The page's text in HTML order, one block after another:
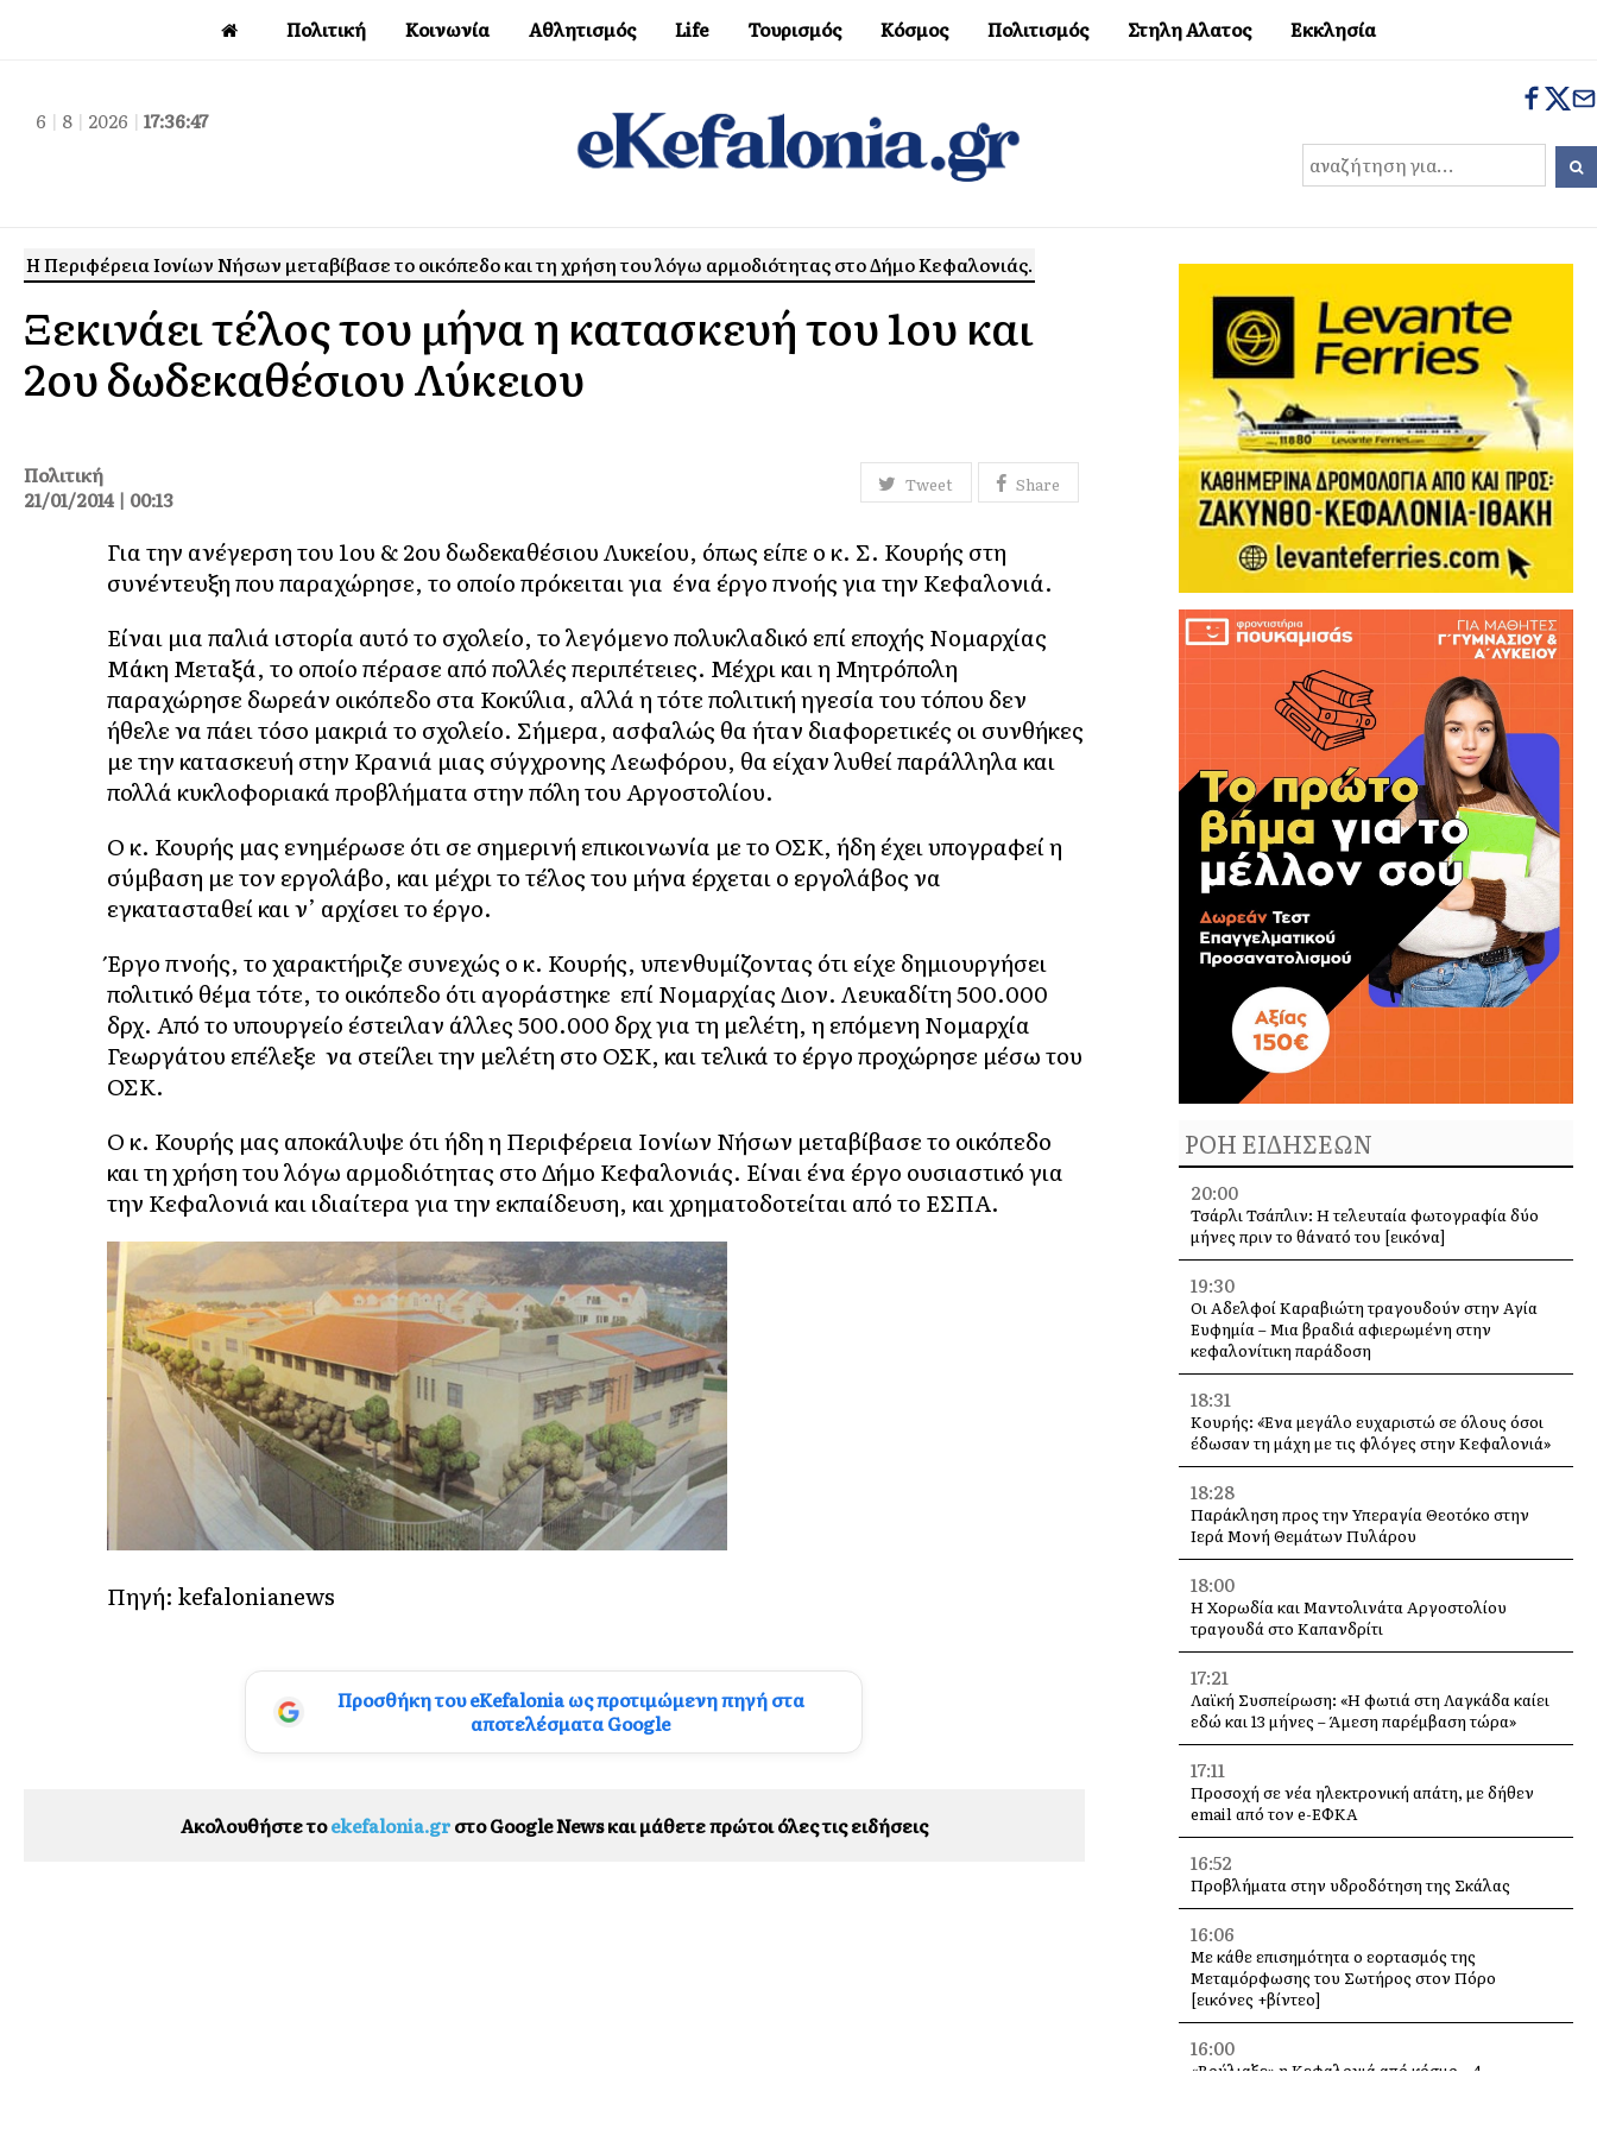
Πολιτική Κοινωνία Αθλητισμός Life Τουρισμός Κόσμος Πολιτισμός Στηλη Αλατος Εκκλησία
6 | 8 | 2026 | 17:36:48
Η Περιφέρεια Ιονίων Νήσων μεταβίβασε το οικόπεδο και τη χρήση του λόγω αρμοδιότητας στο Δήμο Κεφαλονιάς.
Ξεκινάει τέλος του μήνα η κατασκευή του 1ου και
2ου δωδεκαθέσιου Λύκειου
Tweet Share
Πολιτική
21/01/2014 | 00:13
Για την ανέγερση του 1ου & 2ου δωδεκαθέσιου Λυκείου, όπως είπε ο κ. Σ. Κουρής στη
συνέντευξη που παραχώρησε, το οποίο πρόκειται για ένα έργο πνοής για την Κεφαλονιά.
Είναι μια παλιά ιστορία αυτό το σχολείο, το λεγόμενο πολυκλαδικό επί εποχής Νομαρχίας
Μάκη Μεταξά, το οποίο πέρασε από πολλές περιπέτειες. Μέχρι και η Μητρόπολη
παραχώρησε δωρεάν οικόπεδο στα Κοκύλια, αλλά η τότε πολιτική ηγεσία του τόπου δεν
ήθελε να πάει τόσο μακριά το σχολείο. Σήμερα, ασφαλώς θα ήταν διαφορετικές οι συνθήκες
με την κατασκευή στην Κρανιά μιας σύγχρονης Λεωφόρου, θα είχαν λυθεί παράλληλα και
πολλά κυκλοφοριακά προβλήματα στην πόλη του Αργοστολίου.
Ο κ. Κουρής μας ενημέρωσε ότι σε σημερινή επικοινωνία με το ΟΣΚ, ήδη έχει υπογραφεί η
σύμβαση με τον εργολάβο, και μέχρι το τέλος του μήνα έρχεται ο εργολάβος να
εγκατασταθεί και ν’ αρχίσει το έργο.
Έργο πνοής, το χαρακτήριζε συνεχώς ο κ. Κουρής, υπενθυμίζοντας ότι είχε δημιουργήσει
πολιτικό θέμα τότε, το οικόπεδο ότι αγοράστηκε επί Νομαρχίας Διον. Λευκαδίτη 500.000
δρχ. Από το υπουργείο έστειλαν άλλες 500.000 δρχ για τη μελέτη, η επόμενη Νομαρχία
Γεωργάτου επέλεξε να στείλει την μελέτη στο ΟΣΚ, και τελικά το έργο προχώρησε μέσω του
ΟΣΚ.
Ο κ. Κουρής μας αποκάλυψε ότι ήδη η Περιφέρεια Ιονίων Νήσων μεταβίβασε το οικόπεδο
και τη χρήση του λόγω αρμοδιότητας στο Δήμο Κεφαλονιάς. Είναι ένα έργο ουσιαστικό για
την Κεφαλονιά και ιδιαίτερα για την εκπαίδευση, και χρηματοδοτείται από το ΕΣΠΑ.
Πηγή: kefalonianews
Προσθήκη του eKefalonia ως προτιμώμενη πηγή στα
αποτελέσματα Google
Ακολουθήστε τοekefalonia.grστο Google News και μάθετε πρώτοι όλες τις ειδήσεις
ΡΟΗ ΕΙΔΗΣΕΩΝ
20:00
Τσάρλι Τσάπλιν: Η τελευταία φωτογραφία δύο
μήνες πριν το θάνατό του [εικόνα]
19:30
Οι Αδελφοί Καραβιώτη τραγουδούν στην Αγία
Ευφημία – Μια βραδιά αφιερωμένη στην
κεφαλονίτικη παράδοση
18:31
Κουρής: «Ένα μεγάλο ευχαριστώ σε όλους όσοι
έδωσαν τη μάχη με τις φλόγες στην Κεφαλονιά»
18:28
Παράκληση προς την Υπεραγία Θεοτόκο στην
Ιερά Μονή Θεμάτων Πυλάρου
18:00
Η Χορωδία και Μαντολινάτα Αργοστολίου
τραγουδά στο Καπανδρίτι
17:21
Λαϊκή Συσπείρωση: «Η φωτιά στη Λαγκάδα καίει
εδώ και 13 μήνες – Άμεση παρέμβαση τώρα»
17:11
Προσοχή σε νέα ηλεκτρονική απάτη, με δήθεν
email από τον e-ΕΦΚΑ
16:52
Προβλήματα στην υδροδότηση της Σκάλας
16:06
Με κάθε επισημότητα ο εορτασμός της
Μεταμόρφωσης του Σωτήρος στον Πόρο
[εικόνες +βίντεο]
16:00
«Βούλιαξε» η Κεφαλονιά από κόσμο – 4